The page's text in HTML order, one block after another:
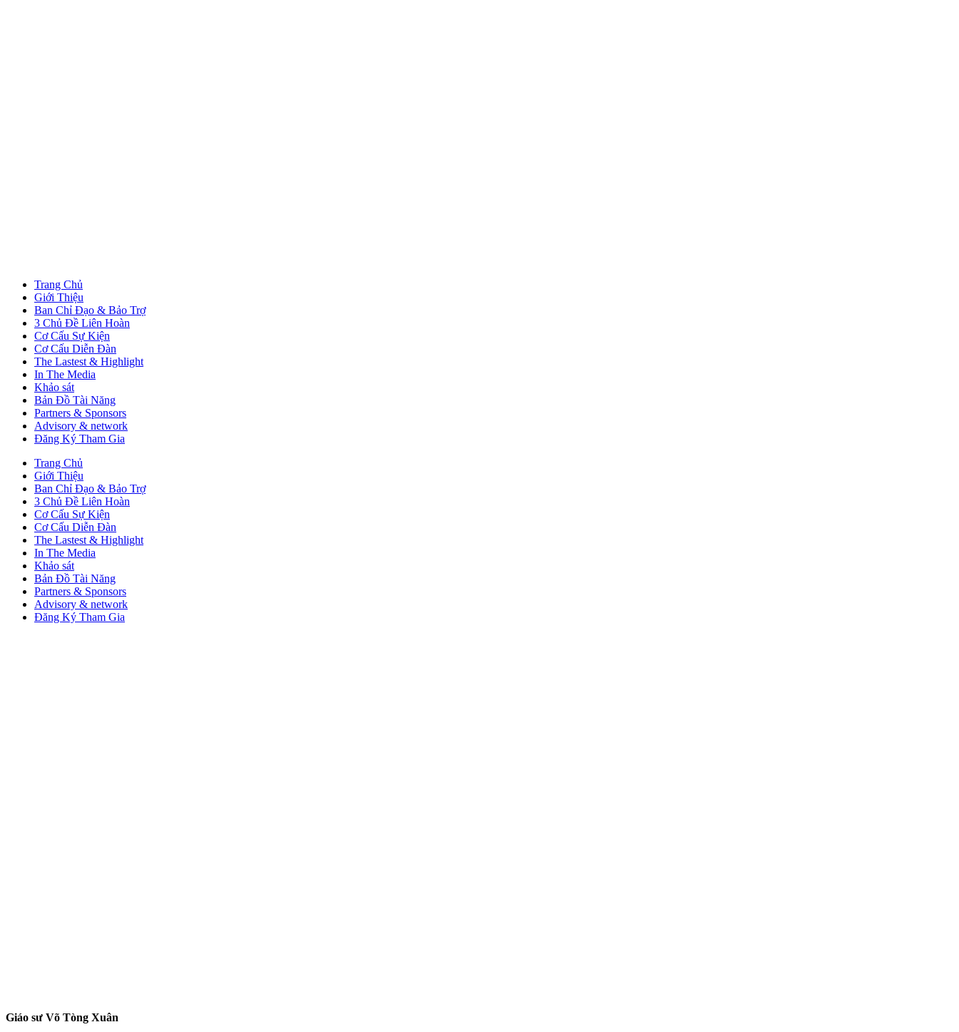
Trang Chủ
Giới Thiệu
Ban Chỉ Đạo & Bảo Trợ
3 Chủ Đề Liên Hoàn
Cơ Cấu Sự Kiện
Cơ Cấu Diễn Đàn
The Lastest & Highlight
In The Media
Khảo sát
Bản Đồ Tài Năng
Partners & Sponsors
Advisory & network
Đăng Ký Tham Gia
Trang Chủ
Giới Thiệu
Ban Chỉ Đạo & Bảo Trợ
3 Chủ Đề Liên Hoàn
Cơ Cấu Sự Kiện
Cơ Cấu Diễn Đàn
The Lastest & Highlight
In The Media
Khảo sát
Bản Đồ Tài Năng
Partners & Sponsors
Advisory & network
Đăng Ký Tham Gia
Giáo sư Võ Tòng Xuân